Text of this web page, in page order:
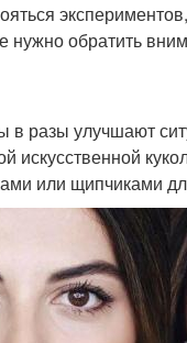
нужно обратить
в разы улучшают
или щипчиками